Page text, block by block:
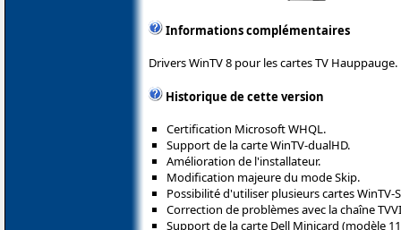
Informations complémentaires
Drivers WinTV 8 pour les cartes TV Hauppauge.
Historique de cette version
Certification Microsoft WHQL.
Support de la carte WinTV-dualHD.
Amélioration de l'installateur.
Modification majeure du mode Skip.
Possibilité d'utiliser plusieurs cartes
Correction de problèmes avec la chaîne
Support de la carte Dell Minicard (modèle